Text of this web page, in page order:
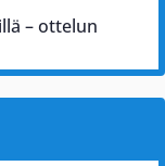
– ottelun